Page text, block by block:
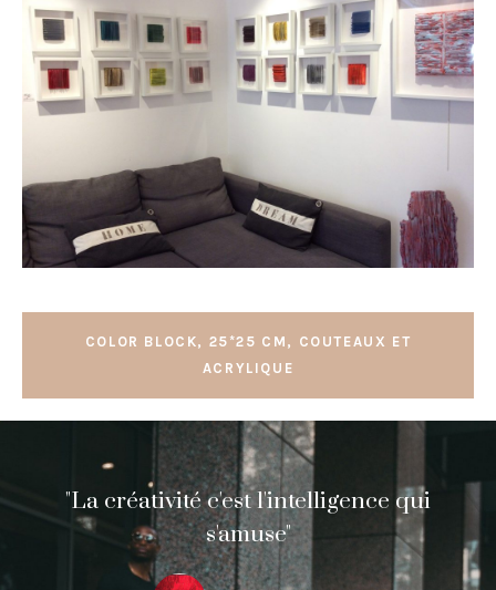
COLOR BLOCK, 25*25 CM, COUTEAUX ET
ACRYLIQUE
"La créativité c'est l'intelligence qui
s'amuse"